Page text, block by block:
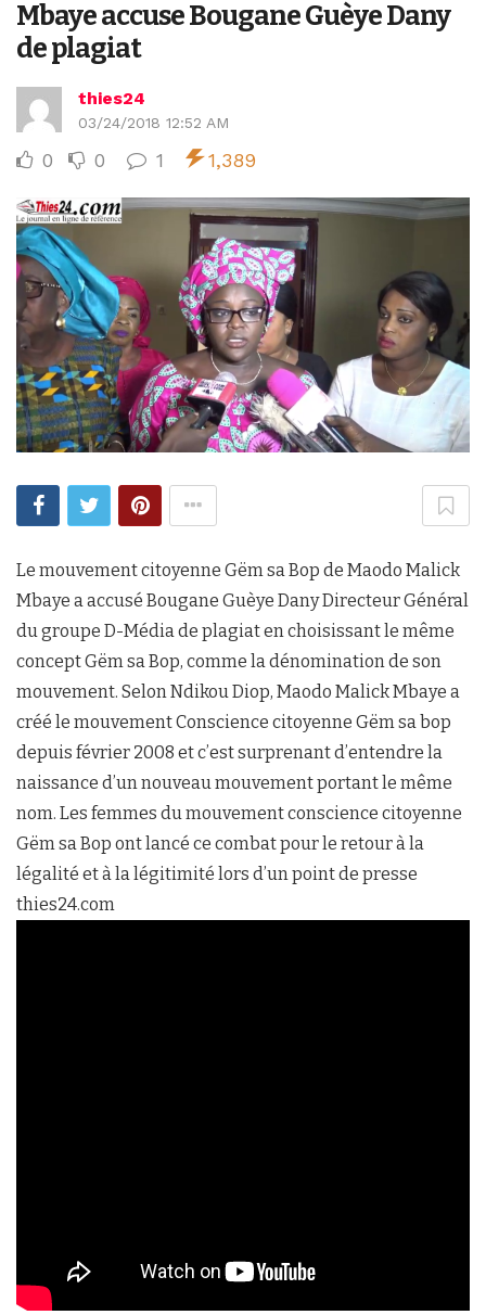
Mbaye accuse Bougane Guèye Dany
de plagiat
thies24
03/24/2018 12:52 AM
0 0 1 1,389
Le mouvement citoyenne Gëm sa Bop de Maodo Malick
Mbaye a accusé Bougane Guèye Dany Directeur Général
du groupe D-Média de plagiat en choisissant le même
concept Gëm sa Bop, comme la dénomination de son
mouvement. Selon Ndikou Diop, Maodo Malick Mbaye a
créé le mouvement Conscience citoyenne Gëm sa bop
depuis février 2008 et c’est surprenant d’entendre la
naissance d’un nouveau mouvement portant le même
nom. Les femmes du mouvement conscience citoyenne
Gëm sa Bop ont lancé ce combat pour le retour à la
légalité et à la légitimité lors d’un point de presse
thies24.com